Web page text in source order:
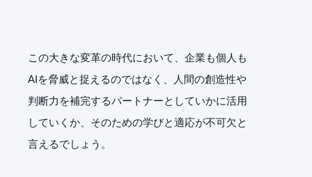
この大きな変革の時代において、企業も個人も
AIを脅威と捉えるのではなく、人間の創造性や
判断力を補完するパートナーとしていかに活用
していくか、そのための学びと適応が不可欠と
言えるでしょう。